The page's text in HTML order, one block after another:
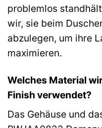
problemlos
wir, sie beim
abzulegen, um ihre
maximieren.
Welches Material
Finish verwendet?
Das Gehäuse und